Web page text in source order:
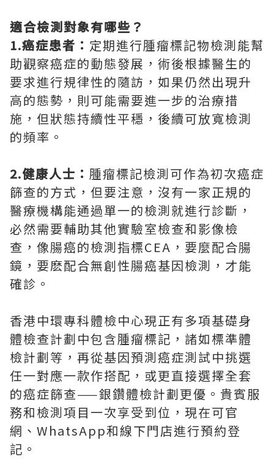
適合檢測對象有哪些？
1.癌症患者： 定期進行腫瘤標記物檢測能幫
助觀察癌症的動態發展，術後根據醫生的
要求進行規律性的隨訪，如果仍然出現升
高的態勢，則可能需要進一步的治療措
施，但狀態持續性平穩，後續可放寬檢測
的頻率。
2.健康人士： 腫瘤標記檢測可作為初次癌症
篩查的方式，但要注意，沒有一家正規的
醫療機構能通過單一的檢測就進行診斷，
必然需要輔助其他實驗室檢查和影像檢
查，像腸癌的檢測指標CEA，要麼配合腸
鏡，要麽配合無創性腸癌基因檢測，才能
確診。
香港中環專科體檢中心現正有多項基礎身
體檢查計劃中包含腫瘤標記，諸如標準體
檢計劃等，再從基因預測癌症測試中挑選
任一對應一款作搭配，或更直接選擇全套
的癌症篩查——銀鑽體檢計劃更優。貴賓服
務和檢測項目一次享受到位，現在可官
網、WhatsApp和線下門店進行預約登
記。